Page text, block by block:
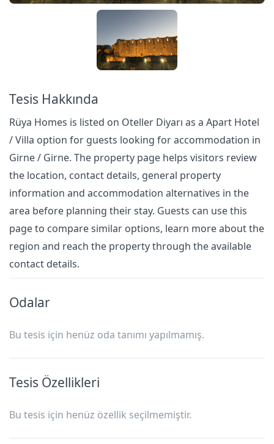
Tesis Hakkında
Rüya Homes is listed on Oteller Diyarı as a Apart Hotel
/ Villa option for guests looking for accommodation in
Girne / Girne. The property page helps visitors review
the location, contact details, general property
information and accommodation alternatives in the
area before planning their stay. Guests can use this
page to compare similar options, learn more about the
region and reach the property through the available
contact details.
Odalar
Bu tesis için henüz oda tanımı yapılmamış.
Tesis Özellikleri
Bu tesis için henüz özellik seçilmemiştir.